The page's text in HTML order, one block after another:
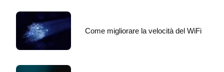
Come migliorare la velocità del WiFi